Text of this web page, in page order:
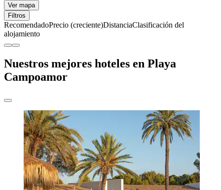
Ver mapa
Filtros
RecomendadoPrecio (creciente)DistanciaClasificación del
alojamiento
Nuestros mejores hoteles en Playa
Campoamor